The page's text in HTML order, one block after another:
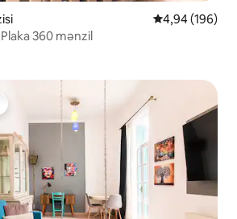
Ortalama
4,94 (196)
360 mənzil